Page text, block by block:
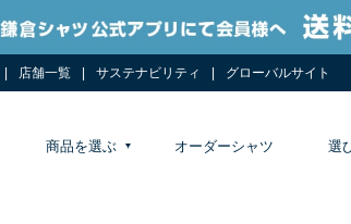
店舗一覧 サステナビリティ グローバルサイト
商品を選ぶ オーダーシャツ 選